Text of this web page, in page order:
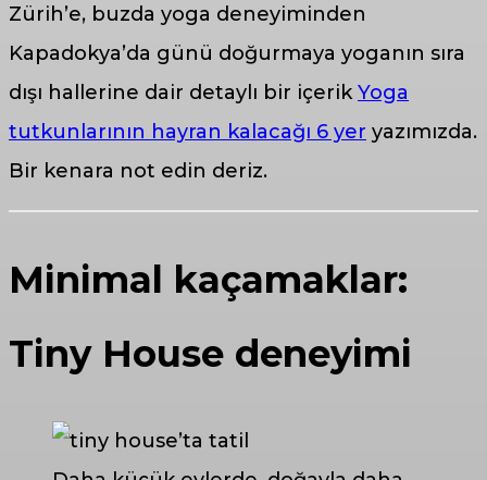
Zürih’e, buzda yoga deneyiminden
Kapadokya’da günü doğurmaya yoganın sıra
dışı hallerine dair detaylı bir içerikYoga
tutkunlarının hayran kalacağı 6 yer yazımızda.
Bir kenara not edin deriz.
Minimal kaçamaklar:
Tiny House deneyimi